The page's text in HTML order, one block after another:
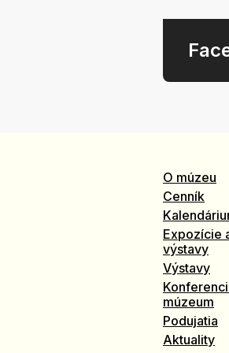
O múzeu
Cenník
Expozície
výstavy
Výstavy
múzeum
Podujatia
Aktuality